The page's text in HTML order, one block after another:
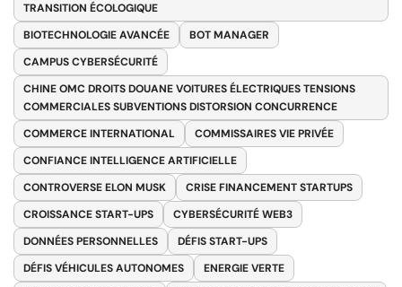
TRANSITION ÉCOLOGIQUE
BIOTECHNOLOGIE AVANCÉE
BOT MANAGER
CAMPUS CYBERSÉCURITÉ
CHINE OMC DROITS DOUANE VOITURES ÉLECTRIQUES TENSIONS
COMMERCIALES SUBVENTIONS DISTORSION CONCURRENCE
COMMERCE INTERNATIONAL
COMMISSAIRES VIE PRIVÉE
CONFIANCE INTELLIGENCE ARTIFICIELLE
CONTROVERSE ELON MUSK
CRISE FINANCEMENT STARTUPS
CROISSANCE START-UPS
CYBERSÉCURITÉ WEB3
DONNÉES PERSONNELLES
DÉFIS START-UPS
DÉFIS VÉHICULES AUTONOMES
ENERGIE VERTE